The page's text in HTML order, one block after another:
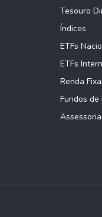
Tesouro
Índices
ETFs
ETFs
Renda Fixa
Fundos de